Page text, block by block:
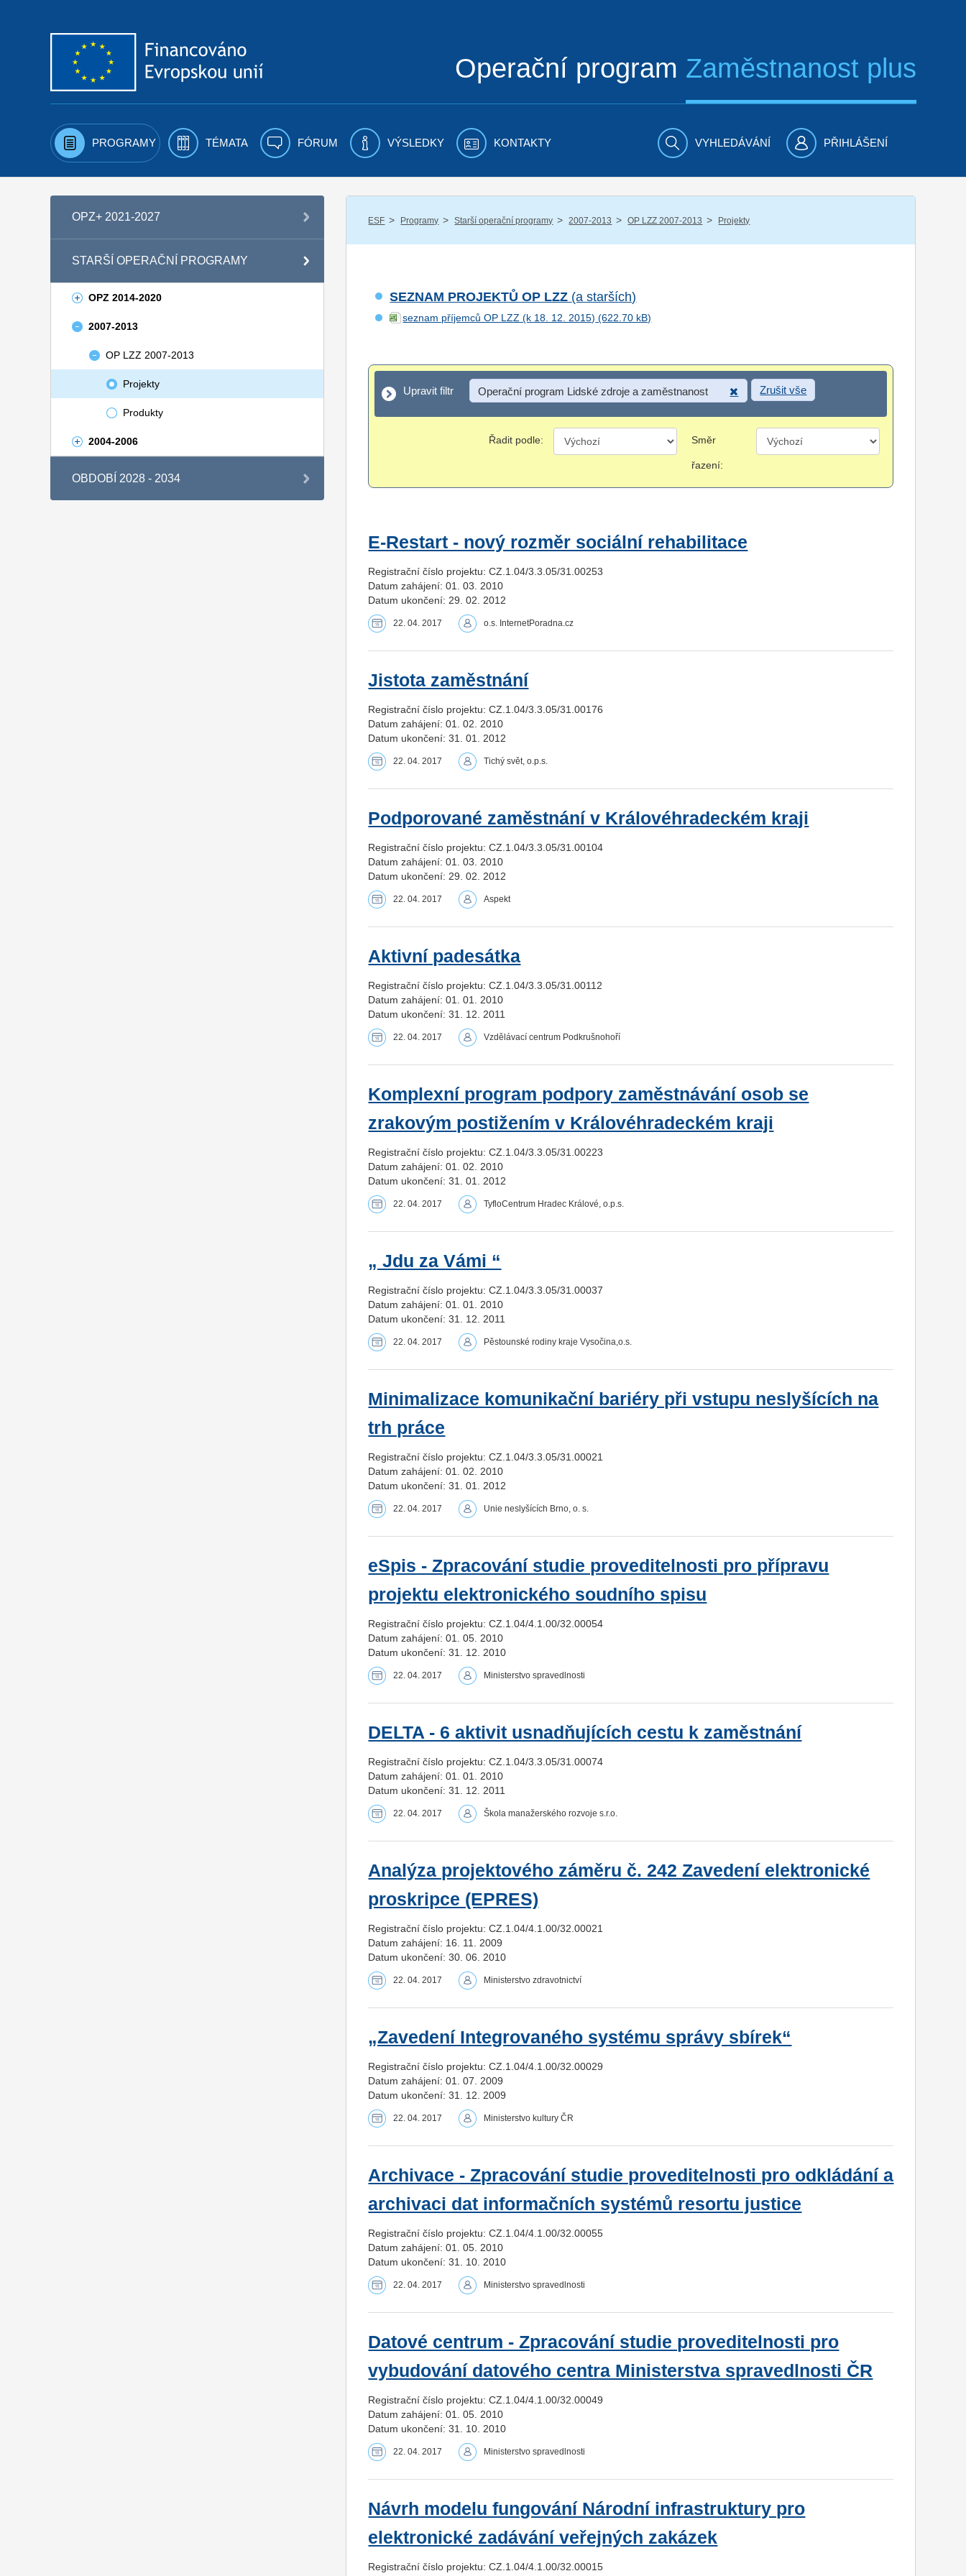
Operační program Zaměstnanost plus
PROGRAMY TÉMATA FÓRUM VÝSLEDKY KONTAKTY VYHLEDÁVÁNÍ PŘIHLÁŠENÍ
OPZ+ 2021-2027
STARŠÍ OPERAČNÍ PROGRAMY
OPZ 2014-2020
2007-2013
OP LZZ 2007-2013
Projekty
Produkty
2004-2006
OBDOBÍ 2028 - 2034
ESF / Programy / Starší operační programy / 2007-2013 / OP LZZ 2007-2013 / Projekty
SEZNAM PROJEKTŮ OP LZZ (a starších)
seznam příjemců OP LZZ (k 18. 12. 2015)
Upravit filtr
Upravit filtr Operační program Lidské zdroje a zaměstnanost Zrušit vše
Řadit podle: Směr
řazení:
E-Restart - nový rozměr sociální rehabilitace
Registrační číslo projektu: CZ.1.04/3.3.05/31.00253
Datum zahájení: 01. 03. 2010
Datum ukončení: 29. 02. 2012
22. 04. 2017 o.s. InternetPoradna.cz
Jistota zaměstnání
Registrační číslo projektu: CZ.1.04/3.3.05/31.00176
Datum zahájení: 01. 02. 2010
Datum ukončení: 31. 01. 2012
22. 04. 2017 Tichý svět, o.p.s.
Podporované zaměstnání v Královéhradeckém kraji
Registrační číslo projektu: CZ.1.04/3.3.05/31.00104
Datum zahájení: 01. 03. 2010
Datum ukončení: 29. 02. 2012
22. 04. 2017 Aspekt
Aktivní padesátka
Registrační číslo projektu: CZ.1.04/3.3.05/31.00112
Datum zahájení: 01. 01. 2010
Datum ukončení: 31. 12. 2011
22. 04. 2017 Vzdělávací centrum Podkrušnohoří
Komplexní program podpory zaměstnávání osob se
zrakovým postižením v Královéhradeckém kraji
Registrační číslo projektu: CZ.1.04/3.3.05/31.00223
Datum zahájení: 01. 02. 2010
Datum ukončení: 31. 01. 2012
22. 04. 2017 TyfloCentrum Hradec Králové, o.p.s.
„ Jdu za Vámi “
Registrační číslo projektu: CZ.1.04/3.3.05/31.00037
Datum zahájení: 01. 01. 2010
Datum ukončení: 31. 12. 2011
22. 04. 2017 Pěstounské rodiny kraje Vysočina,o.s.
Minimalizace komunikační bariéry při vstupu neslyšících na
trh práce
Registrační číslo projektu: CZ.1.04/3.3.05/31.00021
Datum zahájení: 01. 02. 2010
Datum ukončení: 31. 01. 2012
22. 04. 2017 Unie neslyšících Brno, o. s.
eSpis - Zpracování studie proveditelnosti pro přípravu
projektu elektronického soudního spisu
Registrační číslo projektu: CZ.1.04/4.1.00/32.00054
Datum zahájení: 01. 05. 2010
Datum ukončení: 31. 12. 2010
22. 04. 2017 Ministerstvo spravedlnosti
DELTA - 6 aktivit usnadňujících cestu k zaměstnání
Registrační číslo projektu: CZ.1.04/3.3.05/31.00074
Datum zahájení: 01. 01. 2010
Datum ukončení: 31. 12. 2011
22. 04. 2017 Škola manažerského rozvoje s.r.o.
Analýza projektového záměru č. 242 Zavedení elektronické
proskripce (EPRES)
Registrační číslo projektu: CZ.1.04/4.1.00/32.00021
Datum zahájení: 16. 11. 2009
Datum ukončení: 30. 06. 2010
22. 04. 2017 Ministerstvo zdravotnictví
„Zavedení Integrovaného systému správy sbírek“
Registrační číslo projektu: CZ.1.04/4.1.00/32.00029
Datum zahájení: 01. 07. 2009
Datum ukončení: 31. 12. 2009
22. 04. 2017 Ministerstvo kultury ČR
Archivace - Zpracování studie proveditelnosti pro odkládání a
archivaci dat informačních systémů resortu justice
Registrační číslo projektu: CZ.1.04/4.1.00/32.00055
Datum zahájení: 01. 05. 2010
Datum ukončení: 31. 10. 2010
22. 04. 2017 Ministerstvo spravedlnosti
Datové centrum - Zpracování studie proveditelnosti pro
vybudování datového centra Ministerstva spravedlnosti ČR
Registrační číslo projektu: CZ.1.04/4.1.00/32.00049
Datum zahájení: 01. 05. 2010
Datum ukončení: 31. 10. 2010
22. 04. 2017 Ministerstvo spravedlnosti
Návrh modelu fungování Národní infrastruktury pro
elektronické zadávání veřejných zakázek
Registrační číslo projektu: CZ.1.04/4.1.00/32.00015